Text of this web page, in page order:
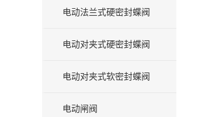
电动法兰式硬密封蝶阀
电动对夹式硬密封蝶阀
电动对夹式软密封蝶阀
电动闸阀